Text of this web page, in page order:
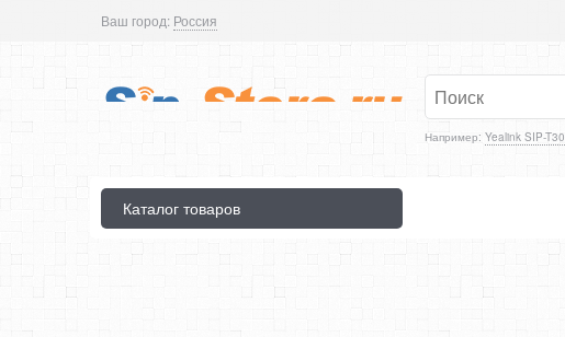
Ваш город: Россия
Например: Yealink SIP-T30
Каталог товаров